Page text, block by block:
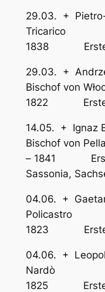
29.03. + Pietro-
1838
29.03. +
Bischof von
1822
14.05. + Ignaz
Bischof von
– 1841
Sassonia,
04.06. +
1823
04.06. +
1825